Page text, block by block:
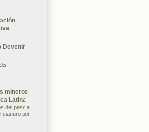
Devenir
mineros
Latina
del paso a
cianuro por